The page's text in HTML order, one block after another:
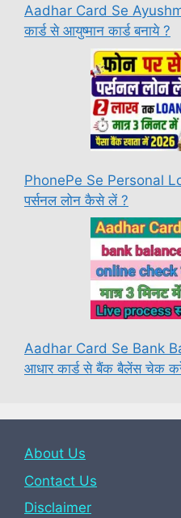
Aadhar Card Se
कार्ड से आयुष्मान कार्ड बनाये ?
PhonePe Se Personal
पर्सनल लोन कैसे लें ?
Aadhar Card Se Bank
आधार कार्ड से बैंक बैलेंस चेक
About Us
Contact Us
Disclaimer